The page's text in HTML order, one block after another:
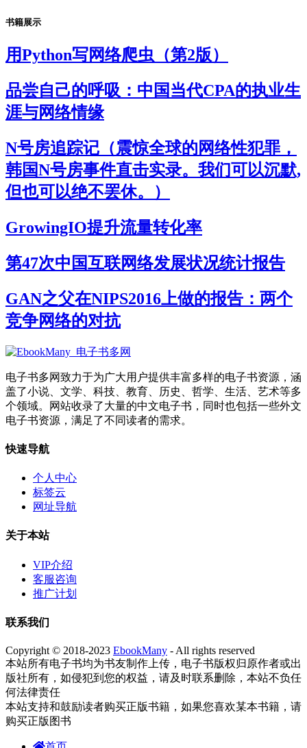
书籍展示
用Python写网络爬虫（第2版）
品尝自己的呼吸：中国当代CPA的执业生
涯与网络情缘
N号房追踪记（震惊全球的网络性犯罪，
韩国N号房事件直击实录。我们可以沉默,
但也可以绝不罢休。）
GrowingIO提升流量转化率
第47次中国互联网络发展状况统计报告
GAN之父在NIPS2016上做的报告：两个
竞争网络的对抗
电子书多网致力于为广大用户提供丰富多样的电子书资源，涵
盖了小说、文学、科技、教育、历史、哲学、生活、艺术等多
个领域。网站收录了大量的中文电子书，同时也包括一些外文
电子书资源，满足了不同读者的需求。
快速导航
个人中心
标签云
网址导航
关于本站
VIP介绍
客服咨询
推广计划
联系我们
Copyright © 2018-2023 EbookMany - All rights reserved
本站所有电子书均为书友制作上传，电子书版权归原作者或出
版社所有，如侵犯到您的权益，请及时联系删除，本站不负任
何法律责任
本站支持和鼓励读者购买正版书籍，如果您喜欢某本书籍，请
购买正版图书